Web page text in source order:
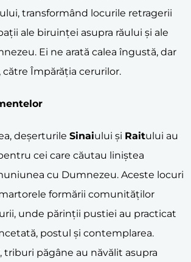
ului, transformând locurile retragerii
ale biruinței asupra răului și ale
Ei ne arată calea îngustă, dar
Împărăția cerurilor.
deșerturile Sinaiului și Raitului au
cei care căutau liniștea
cu Dumnezeu. Aceste locuri
formării comunităților
unde părinții pustiei au practicat
postul și contemplarea.
triburi păgâne au năvălit asupra